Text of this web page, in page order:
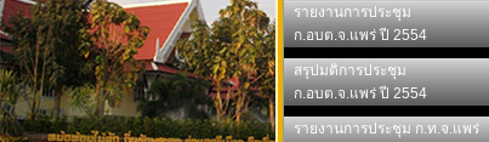
รายงานการประชุม
ก.อบต.จ.แพร่ ปี 2554
สรุปมติการประชุม
ก.อบต.จ.แพร่ ปี 2554
รายงานการประชุม ก.ท.จ.แพร่